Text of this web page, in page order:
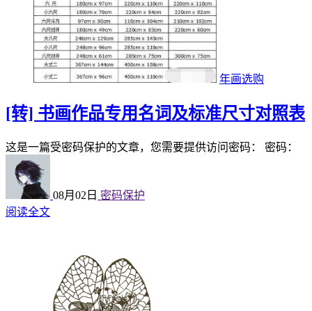
年画选购
[转] 书画作品专用名词及标准尺寸对照表
这是一篇受密码保护的文章，您需要提供访问密码： 密码：
08月02日 密码保护
阅读全文